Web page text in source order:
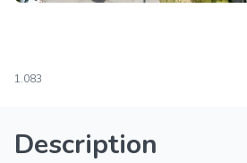
1.083
Description